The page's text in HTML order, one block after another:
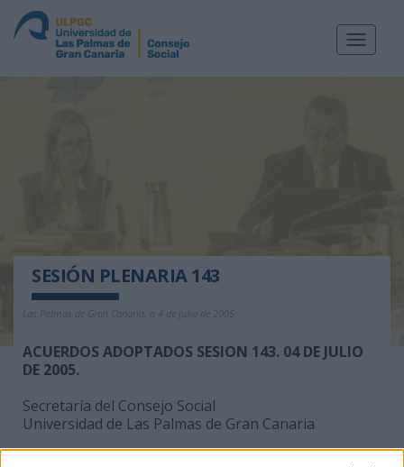
Toggle
SESIÓN PLENARIA 143
Las Palmas de Gran Canaria, a 4 de julio de 2005
ACUERDOS ADOPTADOS SESION 143. 04 DE JULIO
DE 2005.
Secretaría del Consejo Social
Universidad de Las Palmas de Gran Canaria